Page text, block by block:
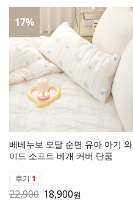
17%
베베누보 모달 순면 유아 아기 와
이드 소프트 베개 커버 단품
후기 1
22,900 18,900원